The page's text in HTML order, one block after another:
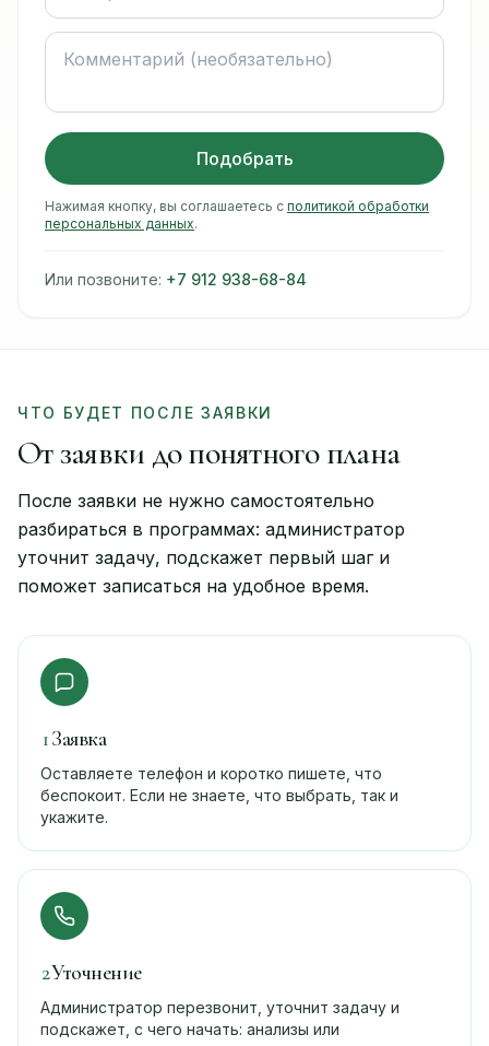
Комментарий
Подобрать
Нажимая кнопку, вы соглашаетесь с политикой обработки
персональных данных.
Или позвоните: +7 912 938-68-84
ЧТО БУДЕТ ПОСЛЕ ЗАЯВКИ
От заявки до понятного плана
После заявки не нужно самостоятельно
разбираться в программах: администратор
уточнит задачу, подскажет первый шаг и
поможет записаться на удобное время.
1Заявка
Оставляете телефон и коротко пишете, что
беспокоит. Если не знаете, что выбрать, так и
укажите.
2Уточнение
Администратор перезвонит, уточнит задачу и
подскажет, с чего начать: анализы или